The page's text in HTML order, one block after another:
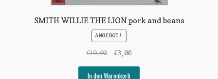
SMITH WILLIE THE LION pork and beans
ANGEBOT!
€10,00
Ursprünglicher
war:
€3,00Aktueller
In den Warenkorb